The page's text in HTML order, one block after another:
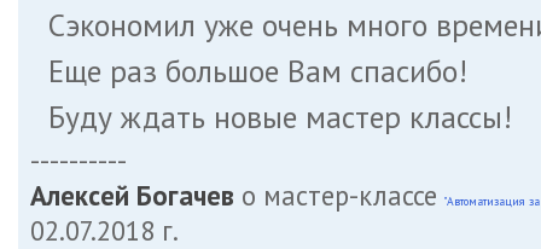
Сэкономил уже очень много
Еще раз большое Вам спасибо!
Буду ждать новые мастер классы!
----------
Алексей Богачев о мастер-классе "Автоматизация
02.07.2018 г.